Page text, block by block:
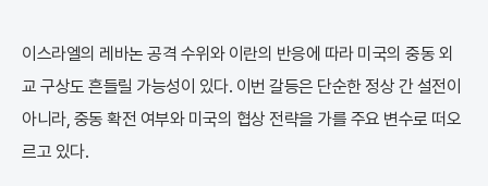
이스라엘의 레바논 공격 수위와 이란의 반응에 따라 미국의 중동 외
교 구상도 흔들릴 가능성이 있다. 이번 갈등은 단순한 정상 간 설전이
아니라, 중동 확전 여부와 미국의 협상 전략을 가를 주요 변수로 떠오
르고 있다.